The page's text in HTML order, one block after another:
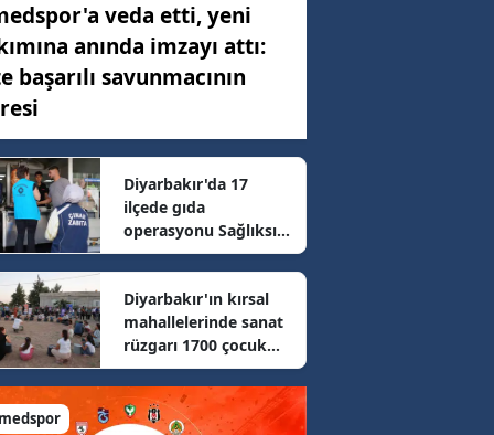
km/h
km/h
km/h
km/h
km/h
veda etti, yeni
anında imzayı attı:
başarılı savunmacının
Diyarbakır'da 17
ilçede gıda
operasyonu Sağlıksız
ürünlere el konuldu
ve cezai işlem
uygulandı
Diyarbakır'ın kırsal
mahallelerinde sanat
rüzgarı 1700 çocuk
müzikle tanıştı